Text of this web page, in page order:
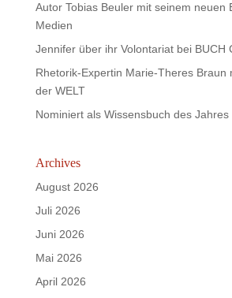
Autor Tobias Beuler mit seinem neuen
Medien
Jennifer über ihr Volontariat bei BUCH
Rhetorik-Expertin Marie-Theres Braun
der WELT
Nominiert als Wissensbuch des Jahres
Archives
August 2026
Juli 2026
Juni 2026
Mai 2026
April 2026